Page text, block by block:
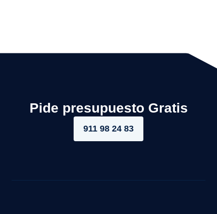
Pide presupuesto Gratis
911 98 24 83